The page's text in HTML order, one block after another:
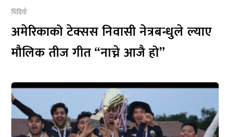
भिडियो
अमेरिकाको टेक्सस निवासी नेत्रबन्धुले ल्याए
मौलिक तीज गीत “नाच्ने आजै हो”